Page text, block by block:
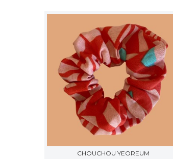
CHOUCHOU YEOREUM